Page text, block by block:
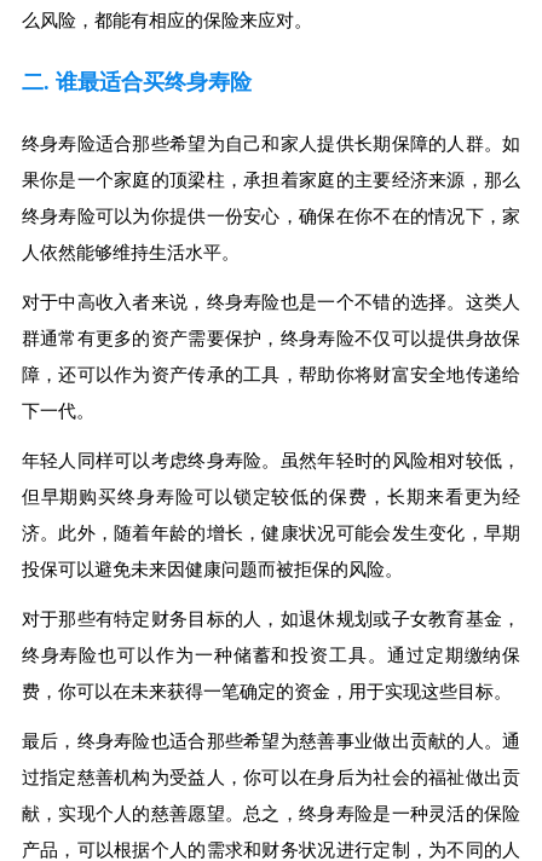
么风险，都能有相应的保险来应对。
二. 谁最适合买终身寿险
终身寿险适合那些希望为自己和家人提供长期保障的人群。如
果你是一个家庭的顶梁柱，承担着家庭的主要经济来源，那么
终身寿险可以为你提供一份安心，确保在你不在的情况下，家
人依然能够维持生活水平。
对于中高收入者来说，终身寿险也是一个不错的选择。这类人
群通常有更多的资产需要保护，终身寿险不仅可以提供身故保
障，还可以作为资产传承的工具，帮助你将财富安全地传递给
下一代。
年轻人同样可以考虑终身寿险。虽然年轻时的风险相对较低，
但早期购买终身寿险可以锁定较低的保费，长期来看更为经
济。此外，随着年龄的增长，健康状况可能会发生变化，早期
投保可以避免未来因健康问题而被拒保的风险。
对于那些有特定财务目标的人，如退休规划或子女教育基金，
终身寿险也可以作为一种储蓄和投资工具。通过定期缴纳保
费，你可以在未来获得一笔确定的资金，用于实现这些目标。
最后，终身寿险也适合那些希望为慈善事业做出贡献的人。通
过指定慈善机构为受益人，你可以在身后为社会的福祉做出贡
献，实现个人的慈善愿望。总之，终身寿险是一种灵活的保险
产品，可以根据个人的需求和财务状况进行定制，为不同的人